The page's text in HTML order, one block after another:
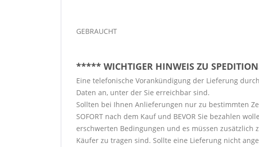
GEBRAUCHT
***** WICHTIGER HINWEIS ZU
Eine telefonische Vorankündigung der Lieferung
Daten an, unter der Sie erreichbar sind.
Sollten bei Ihnen Anlieferungen nur zu bestimmten
SOFORT nach dem Kauf und BEVOR Sie bezahlen
erschwerten Bedingungen und es müssen
Käufer zu tragen sind. Sollte eine Lieferung nicht